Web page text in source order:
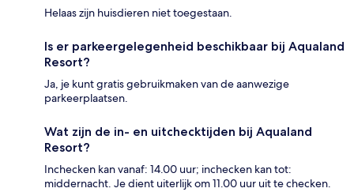
Helaas zijn huisdieren niet toegestaan.
Is er parkeergelegenheid beschikbaar bij Aqualand
Resort?
Ja, je kunt gratis gebruikmaken van de aanwezige
parkeerplaatsen.
Wat zijn de in- en uitchecktijden bij Aqualand
Resort?
Inchecken kan vanaf: 14.00 uur; inchecken kan tot:
middernacht. Je dient uiterlijk om 11.00 uur uit te checken.